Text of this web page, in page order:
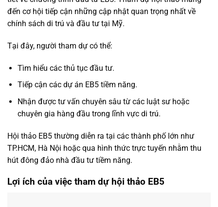
đến cơ hội tiếp cận những cập nhật quan trọng nhất về
chính sách di trú và đầu tư tại Mỹ.
Tại đây, người tham dự có thể:
Tìm hiểu các thủ tục đầu tư.
Tiếp cận các dự án EB5 tiềm năng.
Nhận được tư vấn chuyên sâu từ các luật sư hoặc
chuyên gia hàng đầu trong lĩnh vực di trú.
Hội thảo EB5 thường diễn ra tại các thành phố lớn như
TP.HCM, Hà Nội hoặc qua hình thức trực tuyến nhằm thu
hút đông đảo nhà đầu tư tiềm năng.
Lợi ích của việc tham dự hội thảo EB5